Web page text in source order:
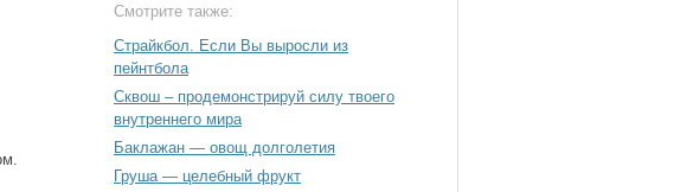
Смотрите также:
Страйкбол. Если Вы выросли из
пейнтбола
Сквош – продемонстрируй силу твоего
внутреннего мира
Баклажан — овощ долголетия
Груша — целебный фрукт